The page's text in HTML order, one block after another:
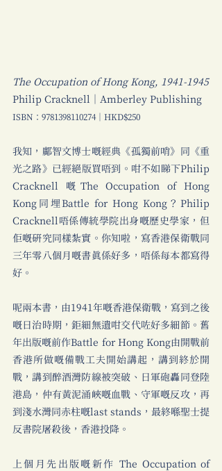
The Occupation of Hong Kong, 1941-1945
Philip Cracknell｜Amberley Publishing
ISBN：9781398110274｜HKD$250
我知，鄺智文博士嘅經典《孤獨前哨》同《重
光之路》已經絕版買唔到。咁不如睇下Philip
Cracknell 嘅The Occupation of Hong
Kong同埋Battle for Hong Kong？Philip
Cracknell唔係傳統學院出身嘅歷史學家，但
佢嘅研究同樣紮實。你知啦，寫香港保衛戰同
三年零八個月嘅書真係好多，唔係每本都寫得
好。
呢兩本書，由1941年嘅香港保衛戰，寫到之後
嘅日治時期，鉅細無遺咁交代咗好多細節。舊
年出版嘅前作Battle for Hong Kong由開戰前
香港所做嘅備戰工夫開始講起，講到終於開
戰，講到醉酒灣防線被突破、日軍砲轟同登陸
港島，仲有黃泥涌峽嘅血戰、守軍嘅反攻，再
到淺水灣同赤柱嘅last stands，最終喺聖士提
反書院屠殺後，香港投降。
上個月先出版嘅新作 The Occupation of